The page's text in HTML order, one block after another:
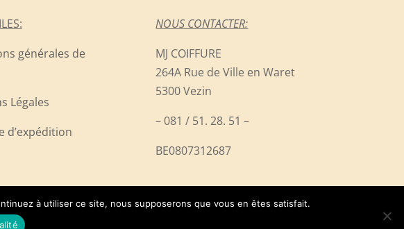
générales de
Légales
d’expédition
NOUS CONTACTER:
MJ COIFFURE
264A Rue de Ville en Waret
5300 Vezin
– 081 / 51. 28. 51 –
BE0807312687
à utiliser ce site, nous supposerons que vous en êtes satisfait.